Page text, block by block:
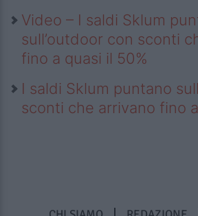
Video – I saldi Sklum
sull’outdoor con sconti
fino a quasi il 50%
I saldi Sklum puntano
sconti che arrivano fino